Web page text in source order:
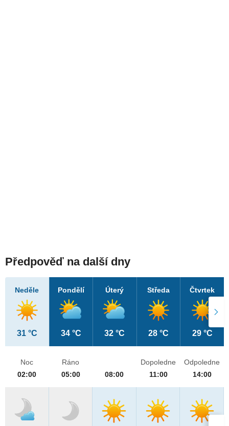
Předpověď na další dny
Neděle
31 °C
Pondělí
34 °C
Úterý
32 °C
Středa
28 °C
Čtvrtek
29 °C
Noc
02:00
Ráno
05:00
08:00
Dopoledne
11:00
Odpoledne
14:00